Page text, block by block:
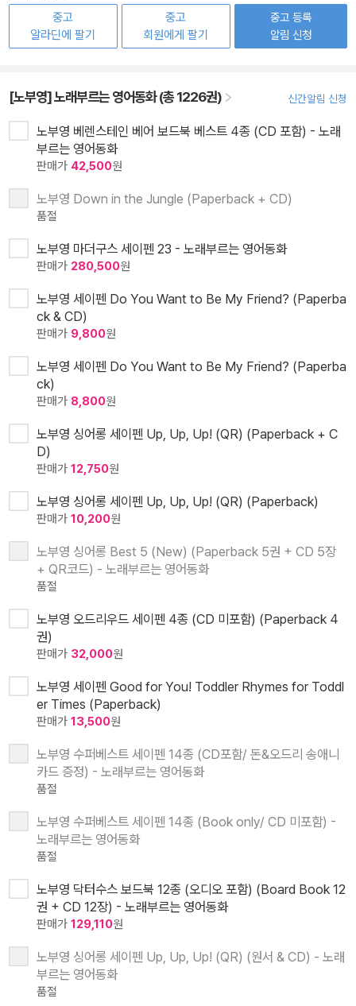
중고
알라딘에 팔기
중고
회원에게 팔기
중고 등록
알림 신청
[노부영] 노래부르는 영어동화 (총 1226권) 신간알림 신청
노부영 베렌스테인 베어 보드북 베스트 4종 (CD 포함) - 노래
부르는 영어동화
판매가 42,500원
노부영 Down in the Jungle (Paperback + CD)
품절
노부영 마더구스 세이펜 23 - 노래부르는 영어동화
판매가 280,500원
노부영 세이펜 Do You Want to Be My Friend? (Paperba
ck & CD)
판매가 9,800원
노부영 세이펜 Do You Want to Be My Friend? (Paperba
ck)
판매가 8,800원
노부영 싱어롱 세이펜 Up, Up, Up! (QR) (Paperback + C
D)
판매가 12,750원
노부영 싱어롱 세이펜 Up, Up, Up! (QR) (Paperback)
판매가 10,200원
노부영 싱어롱 Best 5 (New) (Paperback 5권 + CD 5장
+ QR코드) - 노래부르는 영어동화
품절
노부영 오드리우드 세이펜 4종 (CD 미포함) (Paperback 4
권)
판매가 32,000원
노부영 세이펜 Good for You! Toddler Rhymes for Toddl
er Times (Paperback)
판매가 13,500원
노부영 수퍼베스트 세이펜 14종 (CD포함/ 돈&오드리 송애니
카드 증정) - 노래부르는 영어동화
품절
노부영 수퍼베스트 세이펜 14종 (Book only/ CD 미포함) -
노래부르는 영어동화
품절
노부영 닥터수스 보드북 12종 (오디오 포함) (Board Book 12
권 + CD 12장) - 노래부르는 영어동화
판매가 129,110원
노부영 싱어롱 세이펜 Up, Up, Up! (QR) (원서 & CD) - 노래
부르는 영어동화
품절